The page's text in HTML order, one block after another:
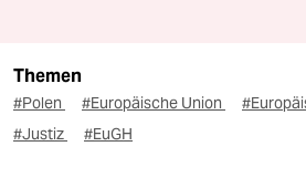
Themen
#Polen #Europäische Union
#Justiz
#EuGH